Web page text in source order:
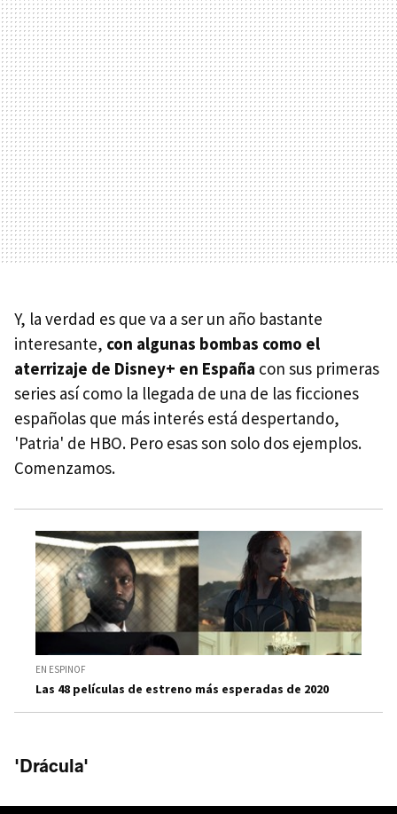
Y, la verdad es que va a ser un año bastante
interesante, con algunas bombas como el
aterrizaje de Disney+ en España con sus primeras
series así como la llegada de una de las ficciones
españolas que más interés está despertando,
'Patria' de HBO. Pero esas son solo dos ejemplos.
Comenzamos.
EN ESPINOF
Las 48 películas de estreno más esperadas de 2020
'Drácula'